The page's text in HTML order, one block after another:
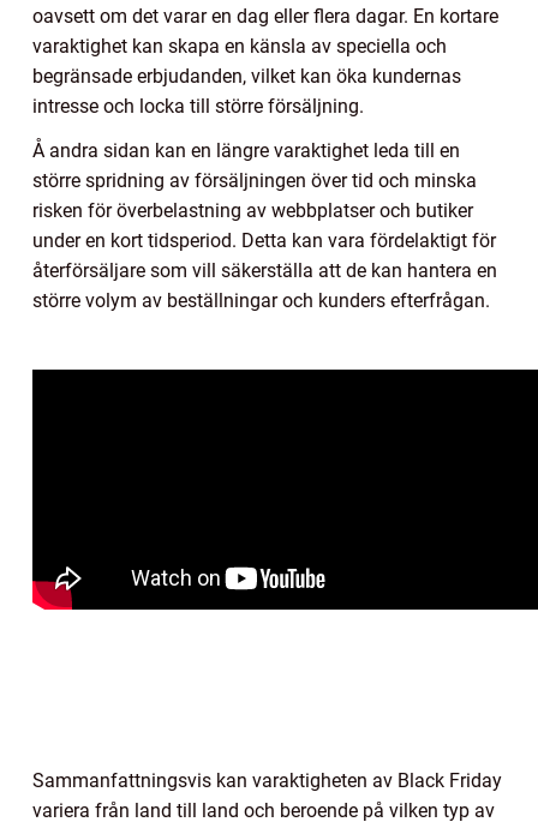
oavsett om det varar en dag eller flera dagar. En kortare
varaktighet kan skapa en känsla av speciella och
begränsade erbjudanden, vilket kan öka kundernas
intresse och locka till större försäljning.
Å andra sidan kan en längre varaktighet leda till en
större spridning av försäljningen över tid och minska
risken för överbelastning av webbplatser och butiker
under en kort tidsperiod. Detta kan vara fördelaktigt för
återförsäljare som vill säkerställa att de kan hantera en
större volym av beställningar och kunders efterfrågan.
Sammanfattningsvis kan varaktigheten av Black Friday
variera från land till land och beroende på vilken typ av